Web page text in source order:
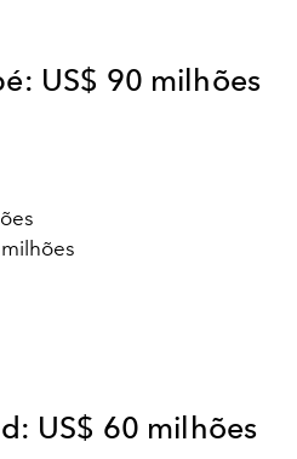
US$ 90 milhões
US$ 60 milhões